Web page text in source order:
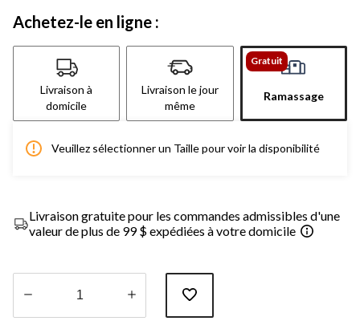
Achetez-le en ligne :
Livraison à
domicile
Livraison le jour
même
Gratuit
Ramassage
Veuillez sélectionner un Taille pour voir la disponibilité
Livraison gratuite pour les commandes admissibles d'une
valeur de plus de 99 $ expédiées à votre domicile